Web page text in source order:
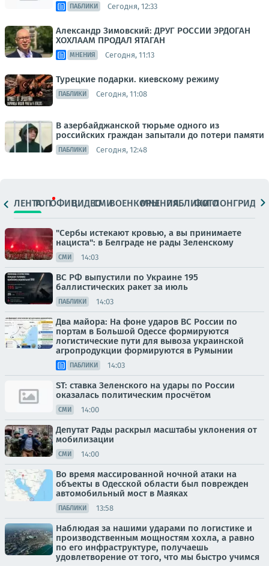
ПАБЛИКИ Сегодня, 12:33
Александр Зимовский: ДРУГ РОССИИ ЭРДОГАН
ХОХЛААМ ПРОДАЛ ЯТАГАН
МНЕНИЯ Сегодня, 11:13
Турецкие подарки. киевскому режиму
ПАБЛИКИ Сегодня, 11:08
В азербайджанской тюрьме одного из
российских граждан запытали до потери памяти
ПАБЛИКИ Сегодня, 12:48
ЛЕНТАТОПОФИЦ.ВИДЕОСМИВОЕНКОРЫМНЕНИЯПАБЛИКИ
ФОТОЛОНГРИДЫ
"Сербы истекают кровью, а вы принимаете
нациста": в Белграде не рады Зеленскому
СМИ 14:03
ВС РФ выпустили по Украине 195
баллистических ракет за июль
ПАБЛИКИ 14:03
Два майора: На фоне ударов ВС России по
портам в Большой Одессе формируются
логистические пути для вывоза украинской
агропродукции формируются в Румынии
ПАБЛИКИ 14:03
ST: ставка Зеленского на удары по России
оказалась политическим просчётом
СМИ 14:00
Депутат Рады раскрыл масштабы уклонения от
мобилизации
СМИ 14:00
Во время массированной ночной атаки на
объекты в Одесской области был поврежден
автомобильный мост в Маяках
ПАБЛИКИ 13:58
Наблюдая за нашими ударами по логистике и
производственным мощностям хохла, а равно
по его инфраструктуре, получаешь
удовлетворение от того, что мы быстро учимся